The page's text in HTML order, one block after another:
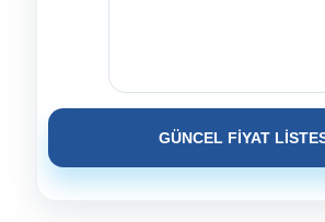
GÜNCEL FİYAT